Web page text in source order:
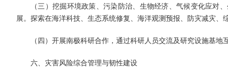
（三）挖掘环境政策、污染防治、生物经济、气候变化应
展。探索在海洋科技、生态系统修复、海洋观测预报、防灾减灾
（四）开展南极科研合作，通过科研人员交流及研究设施基
六、灾害风险综合管理与韧性建设